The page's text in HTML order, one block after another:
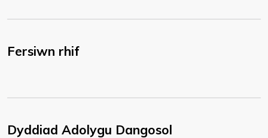
Fersiwn rhif
Dyddiad Adolygu Dangosol